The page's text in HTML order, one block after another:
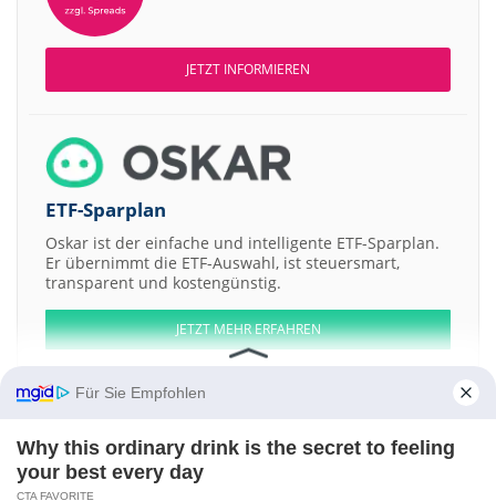
JETZT INFORMIEREN
ETF-Sparplan
Oskar ist der einfache und intelligente ETF-Sparplan.
Er übernimmt die ETF-Auswahl, ist steuersmart,
transparent und kostengünstig.
JETZT MEHR ERFAHREN
Aktien ATX DAX EuroStoxx 50 Dow Jones NASDAQ 100 Nikkei 225
Für Sie Empfohlen
Why this ordinary drink is the secret to feeling
your best every day
CTA FAVORITE